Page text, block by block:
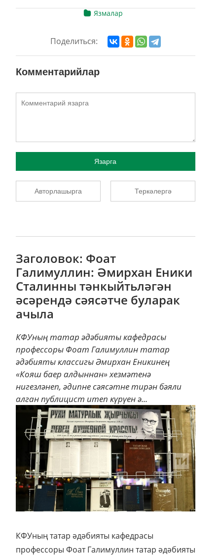
Язмалар
Поделиться:
Комментарийлар
Язарга
Авторлашырга Теркәлергә
Заголовок: Фоат
Галимуллин: Әмирхан Еники
Сталинны тәнкыйтьләгән
әсәрендә сәясәтче буларак
ачыла
КФУның татар әдәбияты кафедрасы
профессоры Фоат Галимуллин татар
әдәбияты классигы Әмирхан Еникинең
«Кояш баер алдыннан» хезмәтенә
нигезләнеп, әдипне сәясәтне тирән бәяли
алган публицист итеп күрүен ә...
КФУның татар әдәбияты кафедрасы
профессоры Фоат Галимуллин татар әдәбияты